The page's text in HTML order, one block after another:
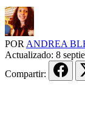
POR ANDREA
Actualizado: 8
Compartir: